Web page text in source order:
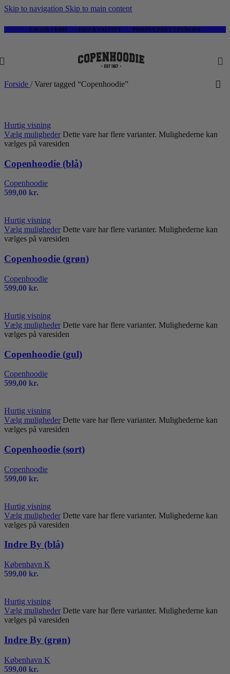
Skip to navigation Skip to main content
LAGER I KBH ⋅ HØJ KVALITET ⋅ PRODUCERET I EUROPA
Forside / Varer tagged “Copenhoodie”
Hurtig visning
Vælg muligheder Dette vare har flere varianter. Mulighederne kan
vælges på varesiden
Copenhoodie (blå)
Copenhoodie
599,00 kr.
Hurtig visning
Vælg muligheder Dette vare har flere varianter. Mulighederne kan
vælges på varesiden
Copenhoodie (grøn)
Copenhoodie
599,00 kr.
Hurtig visning
Vælg muligheder Dette vare har flere varianter. Mulighederne kan
vælges på varesiden
Copenhoodie (gul)
Copenhoodie
599,00 kr.
Hurtig visning
Vælg muligheder Dette vare har flere varianter. Mulighederne kan
vælges på varesiden
Copenhoodie (sort)
Copenhoodie
599,00 kr.
Hurtig visning
Vælg muligheder Dette vare har flere varianter. Mulighederne kan
vælges på varesiden
Indre By (blå)
København K
599,00 kr.
Hurtig visning
Vælg muligheder Dette vare har flere varianter. Mulighederne kan
vælges på varesiden
Indre By (grøn)
København K
599,00 kr.